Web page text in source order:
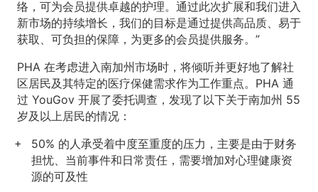
络，可为会员提供卓越的护理。通过此次扩展和我们进入
新市场的持续增长，我们的目标是通过提供高品质、易于
获取、可负担的保障，为更多的会员提供服务。”
PHA 在考虑进入南加州市场时，将倾听并更好地了解社
区居民及其特定的医疗保健需求作为工作重点。PHA 通
过 YouGov 开展了委托调查，发现了以下关于南加州 55
岁及以上居民的情况：
50% 的人承受着中度至重度的压力，主要是由于财务
担忧、当前事件和日常责任，需要增加对心理健康资
源的可及性